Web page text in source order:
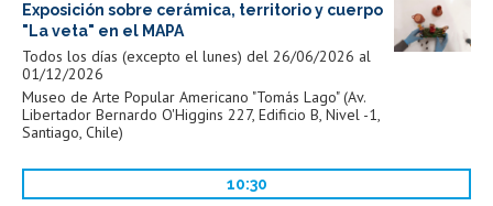
Exposición sobre cerámica, territorio y cuerpo
"La veta" en el MAPA
Todos los días (excepto el lunes) del 26/06/2026 al
01/12/2026
Museo de Arte Popular Americano "Tomás Lago" (Av.
Libertador Bernardo O'Higgins 227, Edificio B, Nivel -1,
Santiago, Chile)
10:30